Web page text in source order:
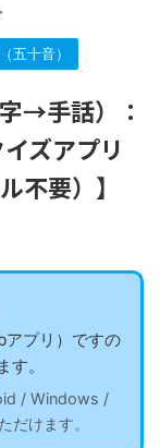
五十音）
→手話）：
ズアプリ
不要）】
アプリ）ですの
。
/ Windows /
だけます。